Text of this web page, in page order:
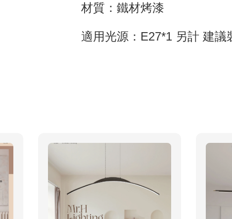
材質：鐵材烤漆
適用光源：E27*1 另計 建議